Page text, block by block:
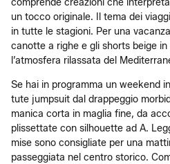
un tocco originale. Il tema dei
in tutte le stagioni. Per una
canotte a righe e gli shorts beige
l’atmosfera rilassata del
Se hai in programma un weekend
tute jumpsuit dal drappeggio
manica corta in maglia fine, da
plissettate con silhouette ad A.
mise sono consigliate per una
passeggiata nel centro storico.